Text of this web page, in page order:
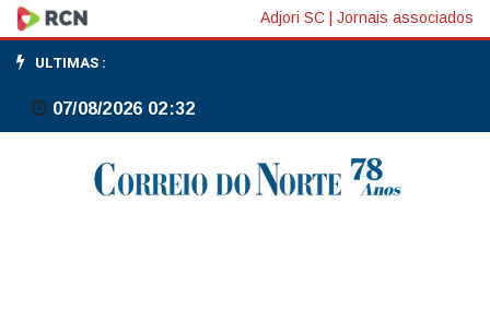
Davos:
EUA
são
conexão,
Adjori SC Jornais associados
ULTIMAS :
07/08/2026 02:32